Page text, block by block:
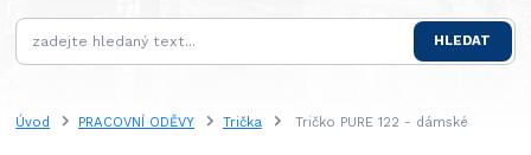
HLEDAT
Úvod PRACOVNÍ ODĚVY Trička Tričko PURE 122 - dámské